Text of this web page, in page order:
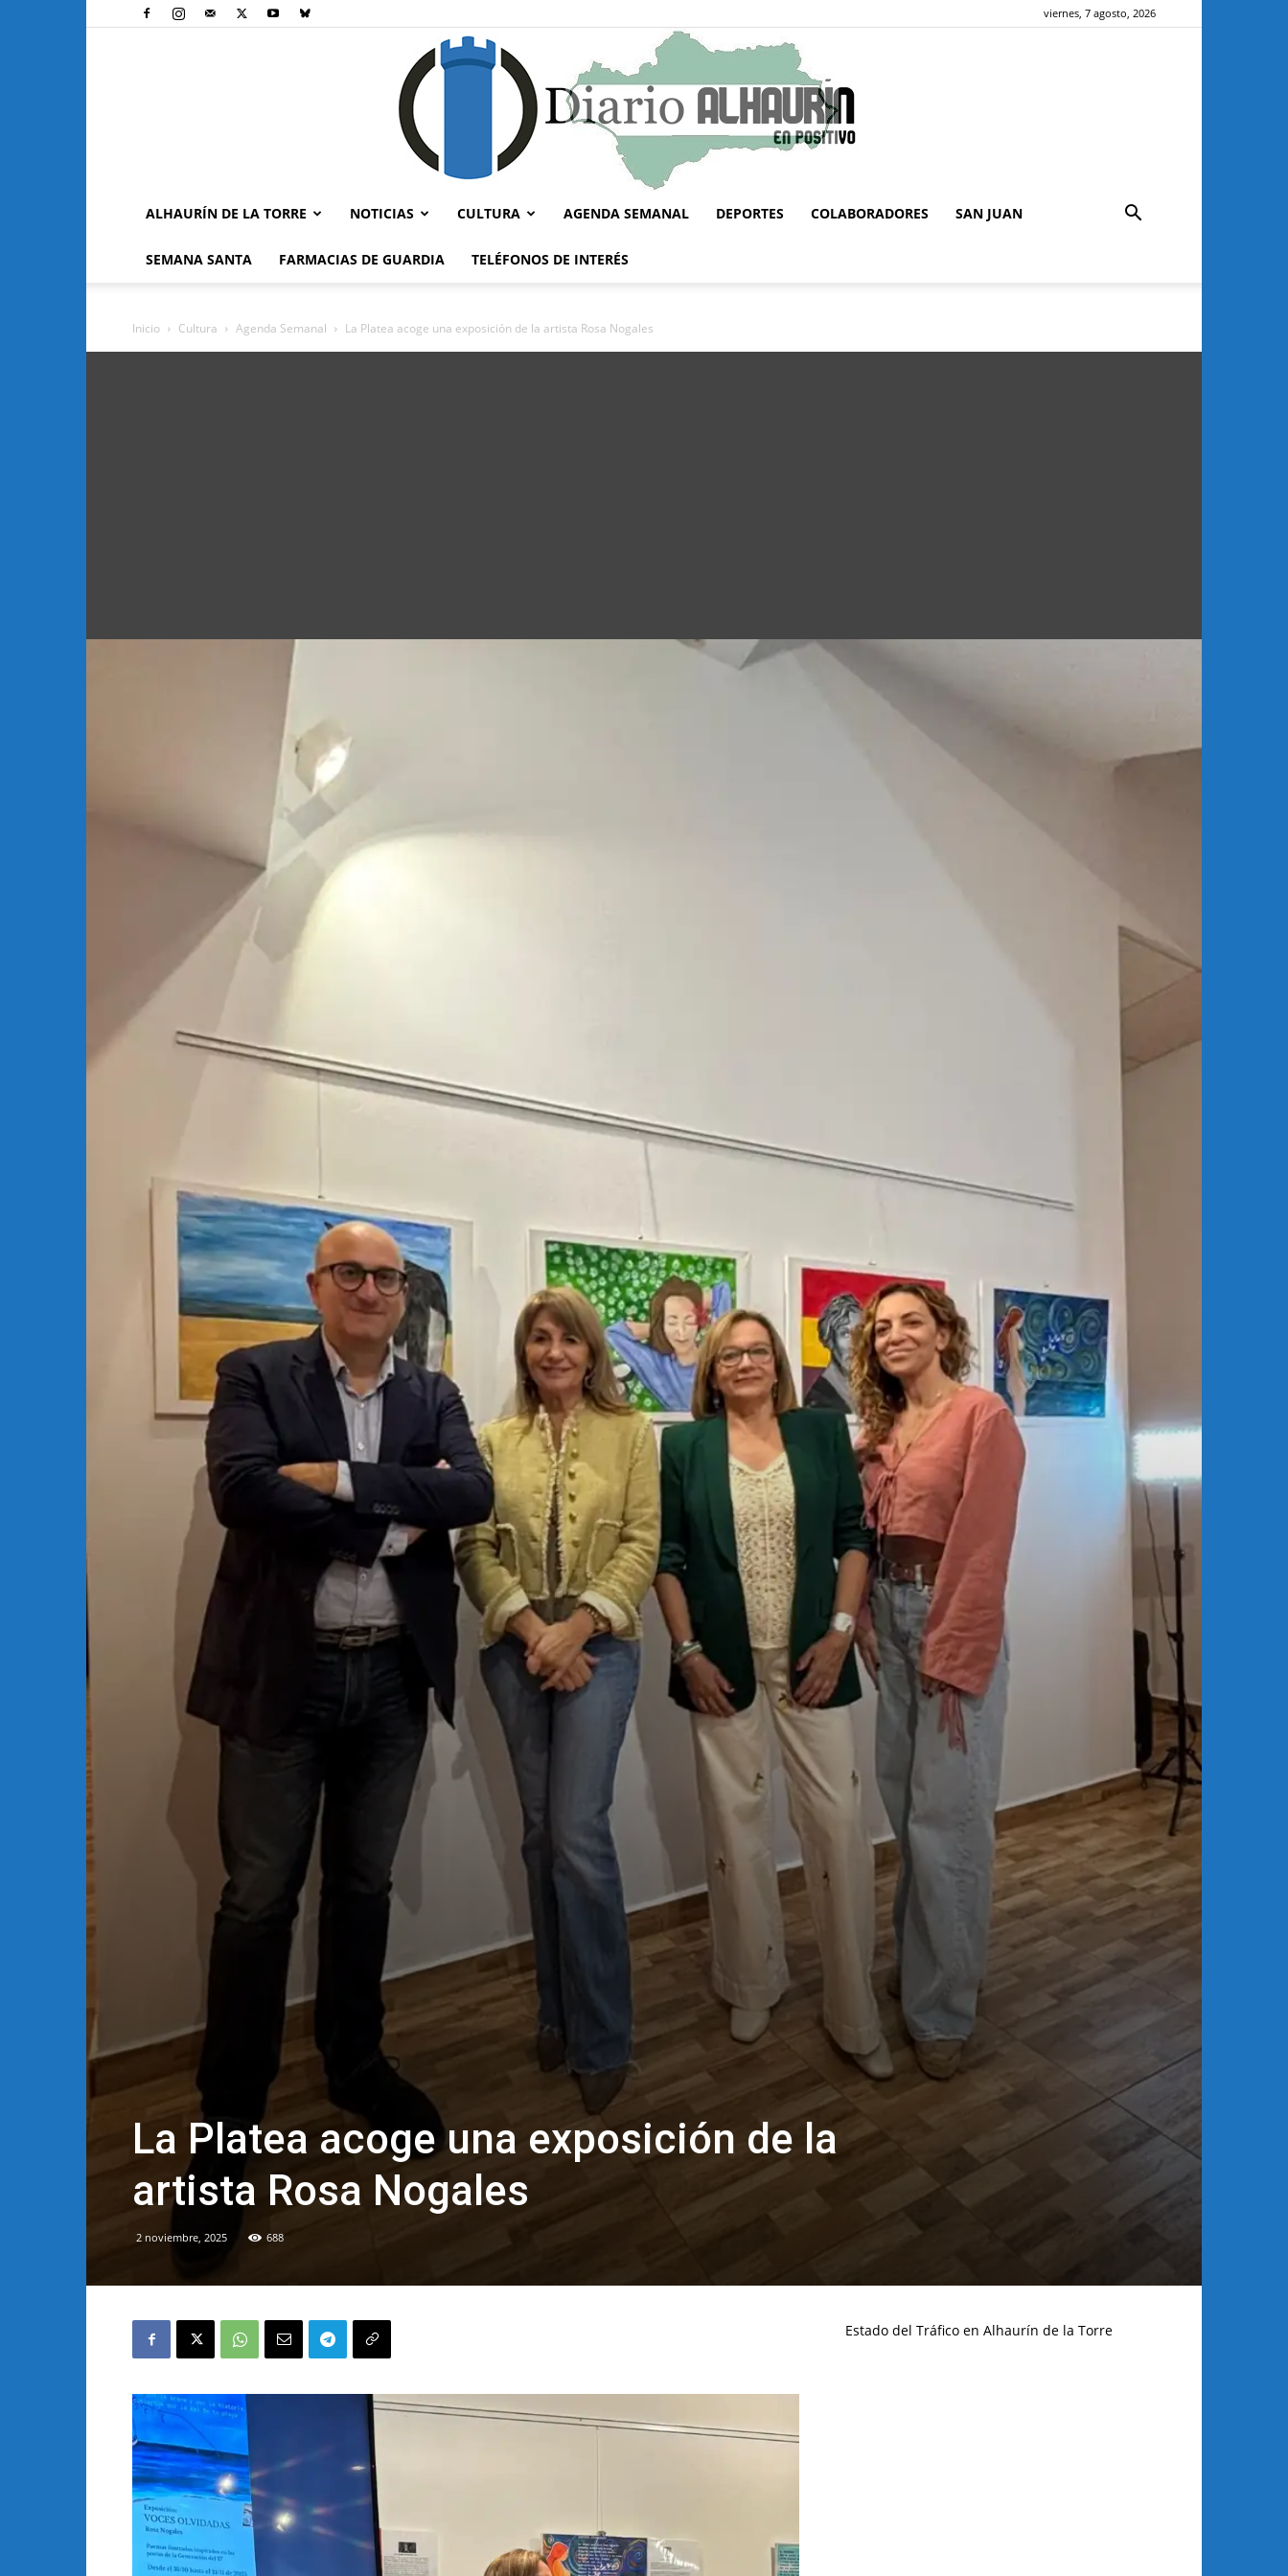
viernes, 7 agosto, 2026
ALHAURÍN DE LA TORRE NOTICIAS CULTURA AGENDA SEMANAL DEPORTES COLABORADORES SAN JUAN
SEMANA SANTA FARMACIAS DE GUARDIA TELÉFONOS DE INTERÉS
Inicio Cultura Agenda Semanal La Platea acoge una exposición de la artista Rosa Nogales
La Platea acoge una exposición de la
artista Rosa Nogales
2 noviembre, 2025 688
Estado del Tráfico en Alhaurín de la Torre